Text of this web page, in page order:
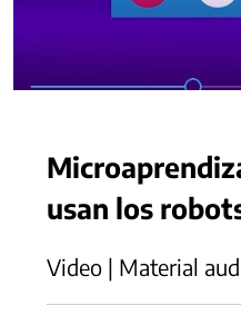
usan los
Video | Material